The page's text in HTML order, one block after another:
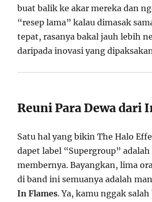
buat balik ke akar mereka dan
“resep lama” kalau dimasak
tepat, rasanya bakal jauh lebih
daripada inovasi yang
Reuni Para Dewa dari
Satu hal yang bikin The Halo
dapet label “Supergroup”
membernya. Bayangkan, lima
di band ini semuanya adalah
In Flames. Ya, kamu nggak salah